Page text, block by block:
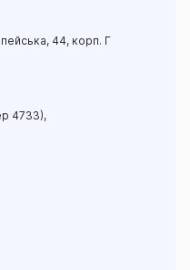
44, корп. Г
4733),